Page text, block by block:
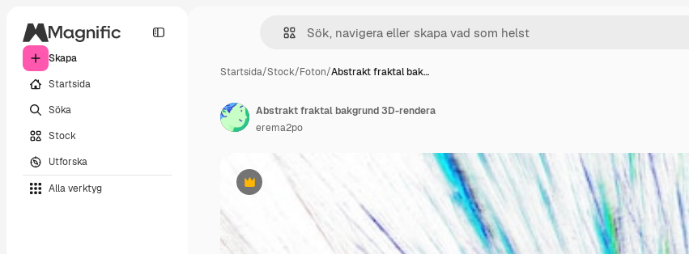
Skapa
Startsida
Söka
Stock
Utforska
Alla verktyg
Startsida/Stock/Foton/Abstrakt fraktal bak…
Premie
Abstrakt fraktal bakgrund 3D-rendera
erema2po